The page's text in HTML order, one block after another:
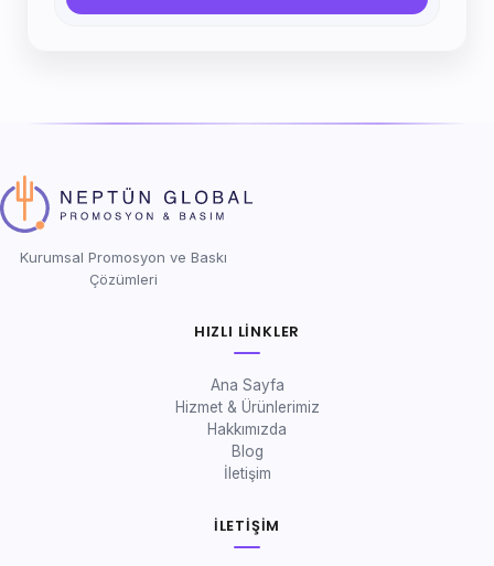
Kurumsal Promosyon ve Baskı
Çözümleri
HIZLI LINKLER
Ana Sayfa
Hizmet & Ürünlerimiz
Hakkımızda
Blog
İletişim
İLETIŞIM